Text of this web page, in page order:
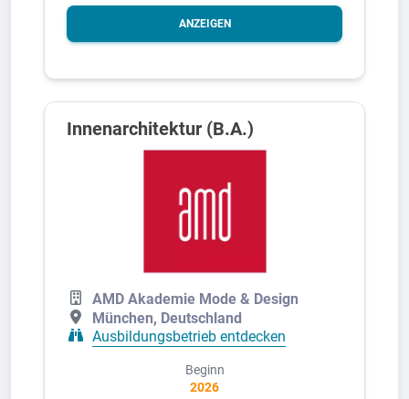
ANZEIGEN
Innenarchitektur (B.A.)
AMD Akademie Mode & Design
München, Deutschland
Ausbildungsbetrieb entdecken
Beginn
2026